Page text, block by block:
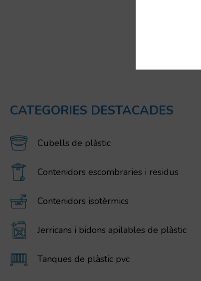
CATEGORIES DESTACADES
Cubells de plàstic
Contenidors escombraries i residus
Contenidors isotèrmics
Jerricans i bidons apilables de plàstic
Tanques de plàstic pvc